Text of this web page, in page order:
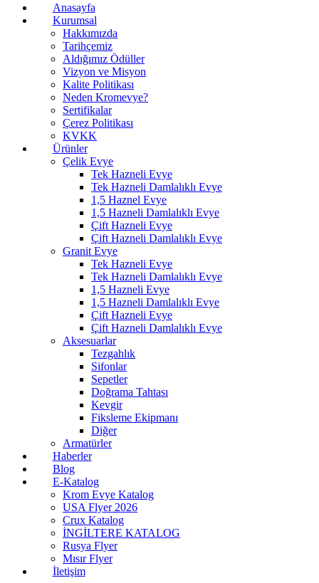
Anasayfa
Kurumsal
Hakkımızda
Tarihçemiz
Aldığımız Ödüller
Vizyon ve Misyon
Kalite Politikası
Neden Kromevye?
Sertifikalar
Çerez Politikası
KVKK
Ürünler
Çelik Evye
Tek Hazneli Evye
Tek Hazneli Damlalıklı Evye
1,5 Haznel Evye
1,5 Hazneli Damlalıklı Evye
Çift Hazneli Evye
Çift Hazneli Damlalıklı Evye
Granit Evye
Tek Hazneli Evye
Tek Hazneli Damlalıklı Evye
1,5 Hazneli Evye
1,5 Hazneli Damlalıklı Evye
Çift Hazneli Evye
Çift Hazneli Damlalıklı Evye
Aksesuarlar
Tezgahlık
Sifonlar
Sepetler
Doğrama Tahtası
Kevgir
Fiksleme Ekipmanı
Diğer
Armatürler
Haberler
Blog
E-Katalog
Krom Evye Katalog
USA Flyer 2026
Crux Katalog
İNGİLTERE KATALOG
Rusya Flyer
Mısır Flyer
İletişim